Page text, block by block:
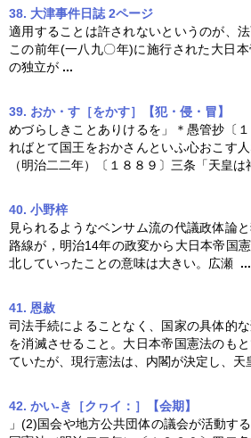
38. 大津事件日誌 2ページ
適用することは許されないというのが、
この前年(一八九〇年)に施行された大日
の独立が ...
39. おか・す［をかす］【犯・侵・冒】
めづらしきことありけるを」＊愚管抄〔
ればとて国王をおかさんといふ心おこす人
（明治二二年）〔１８８９〕三条「天皇は
40. 小野梓
見られるようなベンサム流の代議政体論
路線が，明治14年の政変から 大日本帝国
北していったことの意味は大きい。広瀬 ...
41. 恩赦
司法手続によることなく、国家の具体的
を消滅させること。 大日本帝国憲法のも
ていたが、現行憲法は、内閣が決定し、天
42. かい‐き［クヮイ：］【会期】
」(2)国会や地方公共団体の議会が活動す